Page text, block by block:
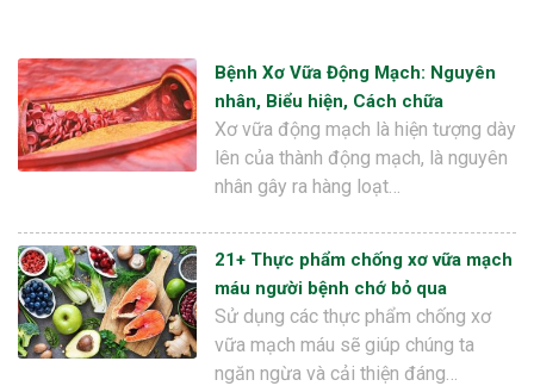
Bệnh Xơ Vữa Động Mạch: Nguyên
nhân, Biểu hiện, Cách chữa
Xơ vữa động mạch là hiện tượng dày
lên của thành động mạch, là nguyên
nhân gây ra hàng loạt…
21+ Thực phẩm chống xơ vữa mạch
máu người bệnh chớ bỏ qua
Sử dụng các thực phẩm chống xơ
vữa mạch máu sẽ giúp chúng ta
ngăn ngừa và cải thiện đáng…